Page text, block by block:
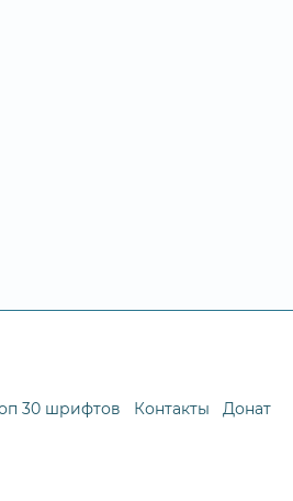
30 шрифтов Контакты Донат